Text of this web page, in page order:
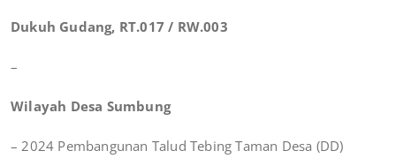
Dukuh Gudang, RT.017 / RW.003
–
Wilayah Desa Sumbung
– 2024 Pembangunan Talud Tebing Taman Desa (DD)